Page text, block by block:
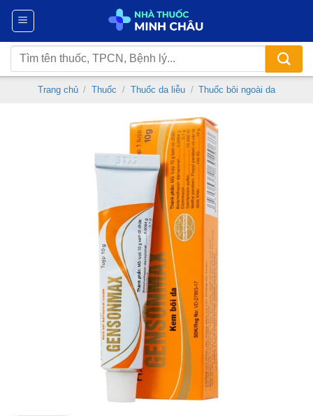
Chuyển
nội
dung
Tìm
kiếm:
Trang chủ / Thuốc / Thuốc da liễu / Thuốc bôi ngoài da